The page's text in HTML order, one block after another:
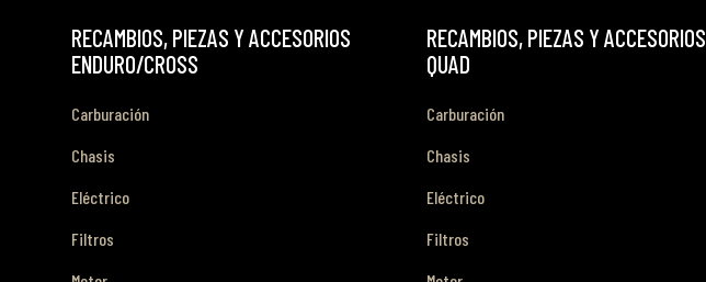
RECAMBIOS, PIEZAS Y ACCESORIOS
ENDURO/CROSS
Carburación
Chasis
Eléctrico
Filtros
RECAMBIOS, PIEZAS Y ACCESORIOS
QUAD
Carburación
Chasis
Eléctrico
Filtros